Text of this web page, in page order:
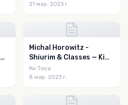
21 мар. 2023 г.
Michal Horowitz -
Shiurim & Classes — Ki
Sisa 5783
Ки Тиса
8 мар. 2023 г.